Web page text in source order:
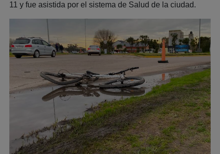
11 y fue asistida por el sistema de Salud de la ciudad.